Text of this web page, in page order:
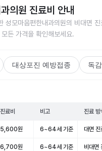
의원 진료비 안내
성모마음편한내과의원의 비대면
든 가격을 확인해보세요.
대상포진 예방접종 독
진료비 비고 진료 방
5,600원 6~64세 기준 대면 진
6,700원 6~64세 기준 비대면